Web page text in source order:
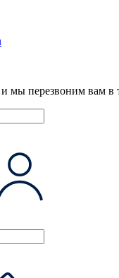
мы перезвоним вам в